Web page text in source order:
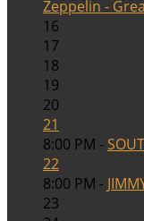
Zeppelin -
16
17
18
19
20
21
8:00 PM -
22
8:00 PM -
23